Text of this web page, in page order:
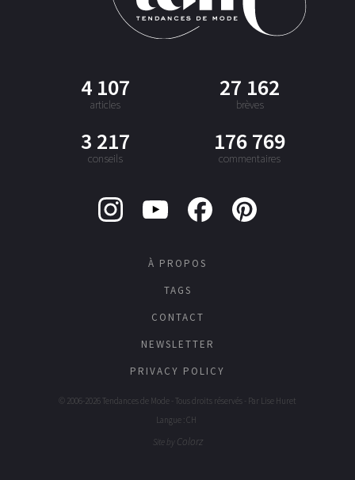
4 107
articles
27 162
brèves
3 217
conseils
176 769
commentaires
À PROPOS
TAGS
CONTACT
NEWSLETTER
PRIVACY POLICY
© 2006-2026 Tendances de Mode - Tous droits réservés - Par Lise Huret
Langue : CH
Site by Colorz